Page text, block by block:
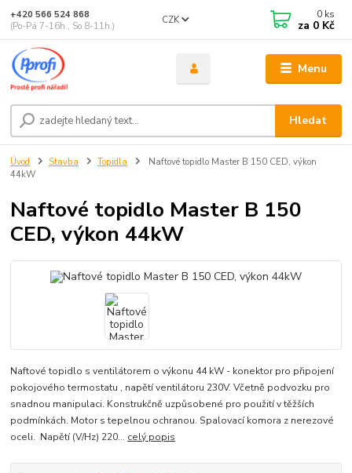
Menu
CZK
Hledat
+420 566 524 868
(Po-Pá 7-16h., So 8-11h.)
0 ks
za 0 Kč
Úvod Stavba Topidla
Naftové topidlo Master B 150 CED, výkon
44kW
Naftové topidlo Master B 150
CED, výkon 44kW
Naftové topidlo s ventilátorem o výkonu 44 kW - konektor pro připojení
pokojového termostatu , napětí ventilátoru 230V. Včetně podvozku pro
snadnou manipulaci. Konstrukčně uzpůsobené pro použití v těžších
podmínkách. Motor s tepelnou ochranou. Spalovací komora z nerezové
oceli. Napětí (V/Hz) 220... celý popis